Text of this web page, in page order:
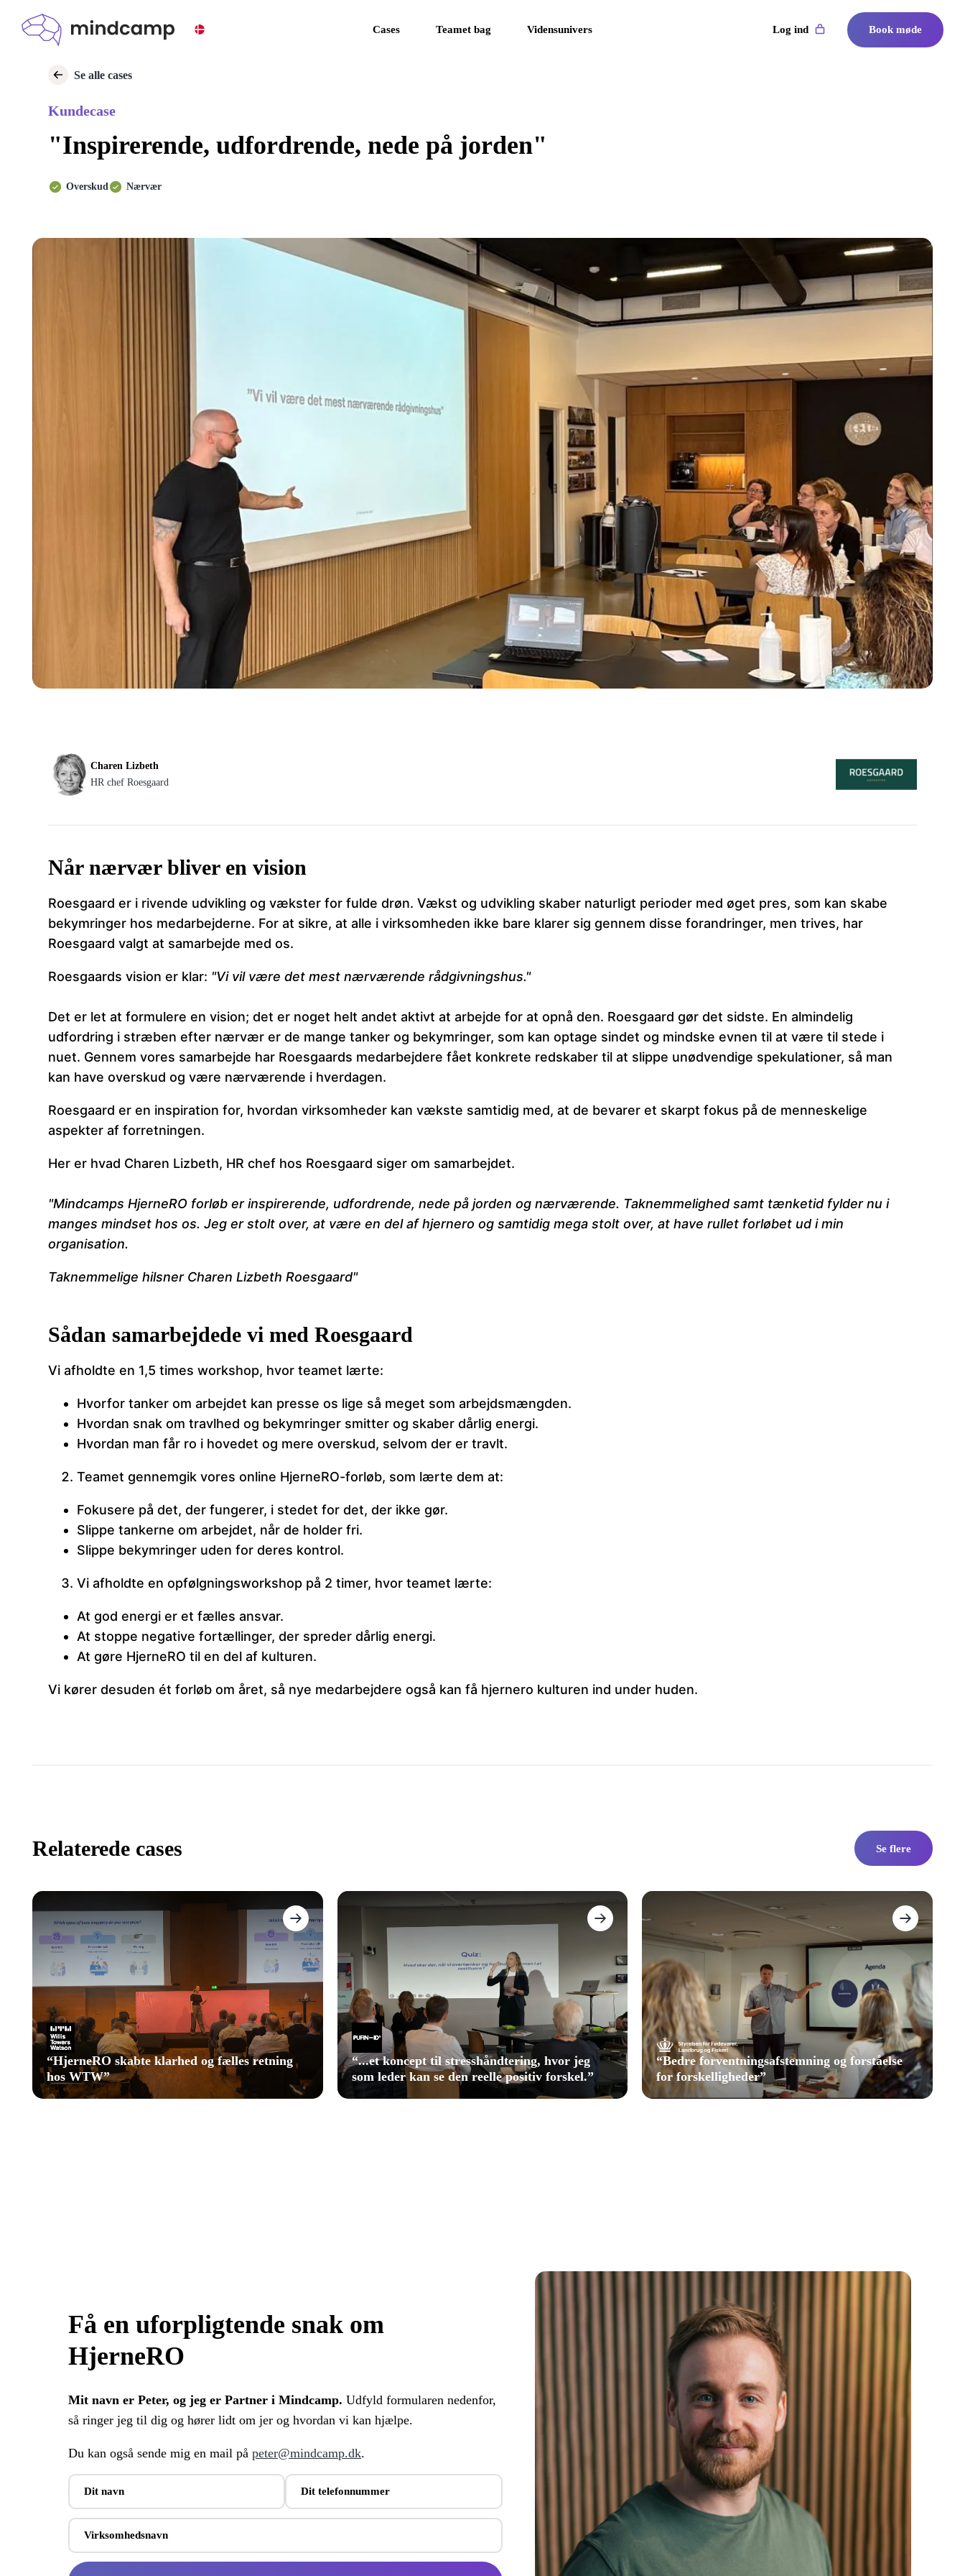
Cases Teamet bag Vidensunivers Log ind Book møde
Se alle cases
Kundecase
"Inspirerende, udfordrende, nede på jorden"
Overskud Nærvær
Charen Lizbeth
HR chef Roesgaard
Når nærvær bliver en vision
Roesgaard er i rivende udvikling og vækster for fulde drøn. Vækst og udvikling skaber naturligt perioder med øget pres, som kan skabe
bekymringer hos medarbejderne. For at sikre, at alle i virksomheden ikke bare klarer sig gennem disse forandringer, men trives, har
Roesgaard valgt at samarbejde med os.
Roesgaards vision er klar: "Vi vil være det mest nærværende rådgivningshus."
Det er let at formulere en vision; det er noget helt andet aktivt at arbejde for at opnå den. Roesgaard gør det sidste. En almindelig
udfordring i stræben efter nærvær er de mange tanker og bekymringer, som kan optage sindet og mindske evnen til at være til stede i
nuet. Gennem vores samarbejde har Roesgaards medarbejdere fået konkrete redskaber til at slippe unødvendige spekulationer, så man
kan have overskud og være nærværende i hverdagen.
Roesgaard er en inspiration for, hvordan virksomheder kan vækste samtidig med, at de bevarer et skarpt fokus på de menneskelige
aspekter af forretningen.
Her er hvad Charen Lizbeth, HR chef hos Roesgaard siger om samarbejdet.
"Mindcamps HjerneRO forløb er inspirerende, udfordrende, nede på jorden og nærværende. Taknemmelighed samt tænketid fylder nu i
manges mindset hos os. Jeg er stolt over, at være en del af hjernero og samtidig mega stolt over, at have rullet forløbet ud i min
organisation.
Taknemmelige hilsner Charen Lizbeth Roesgaard"
Sådan samarbejdede vi med Roesgaard
Vi afholdte en 1,5 times workshop, hvor teamet lærte:
Hvorfor tanker om arbejdet kan presse os lige så meget som arbejdsmængden.
Hvordan snak om travlhed og bekymringer smitter og skaber dårlig energi.
Hvordan man får ro i hovedet og mere overskud, selvom der er travlt.
Teamet gennemgik vores online HjerneRO-forløb, som lærte dem at:
Fokusere på det, der fungerer, i stedet for det, der ikke gør.
Slippe tankerne om arbejdet, når de holder fri.
Slippe bekymringer uden for deres kontrol.
Vi afholdte en opfølgningsworkshop på 2 timer, hvor teamet lærte:
At god energi er et fælles ansvar.
At stoppe negative fortællinger, der spreder dårlig energi.
At gøre HjerneRO til en del af kulturen.
Vi kører desuden ét forløb om året, så nye medarbejdere også kan få hjernero kulturen ind under huden.
Relaterede cases Se flere
“HjerneRO skabte klarhed og fælles retning
hos WTW”
“...et koncept til stresshåndtering, hvor jeg
som leder kan se den reelle positiv forskel.”
“Bedre forventningsafstemning og forståelse
for forskelligheder”
Få en uforpligtende snak om
HjerneRO
Mit navn er Peter, og jeg er Partner i Mindcamp. Udfyld formularen nedenfor,
så ringer jeg til dig og hører lidt om jer og hvordan vi kan hjælpe.
Du kan også sende mig en mail på peter@mindcamp.dk.